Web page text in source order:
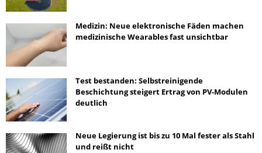
Medizin: Neue elektronische Fäden machen
medizinische Wearables fast unsichtbar
Test bestanden: Selbstreinigende
Beschichtung steigert Ertrag von PV-Modulen
deutlich
Neue Legierung ist bis zu 10 Mal fester als Stahl
und reißt nicht